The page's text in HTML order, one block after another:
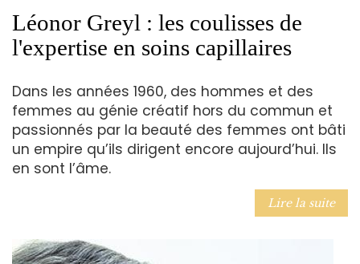
Léonor Greyl : les coulisses de
l'expertise en soins capillaires
Dans les années 1960, des hommes et des
femmes au génie créatif hors du commun et
passionnés par la beauté des femmes ont bâti
un empire qu’ils dirigent encore aujourd’hui. Ils
en sont l’âme.
Lire la suite